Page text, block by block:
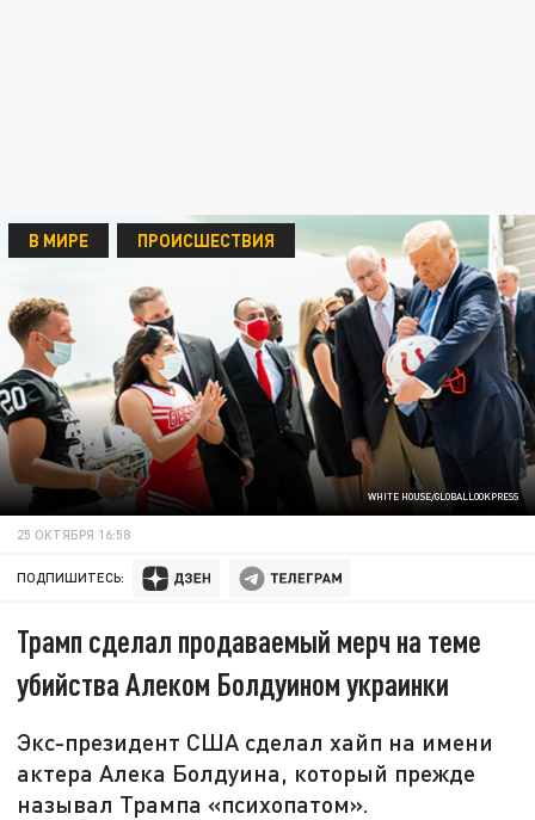
WHITE HOUSE/GLOBALLOOKPRESS
В МИРЕ ПРОИСШЕСТВИЯ
25 ОКТЯБРЯ 16:58
ПОДПИШИТЕСЬ:
Трамп сделал продаваемый мерч на теме
убийства Алеком Болдуином украинки
Экс-президент США сделал хайп на имени
актера Алека Болдуина, который прежде
называл Трампа «психопатом».